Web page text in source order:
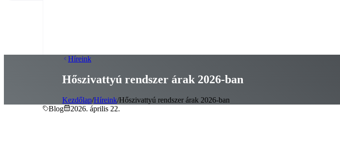
Híreink
Hőszivattyú rendszer árak 2026-ban
Kezdőlap/Híreink/Hőszivattyú rendszer árak 2026-ban
Blog
2026. április 22.